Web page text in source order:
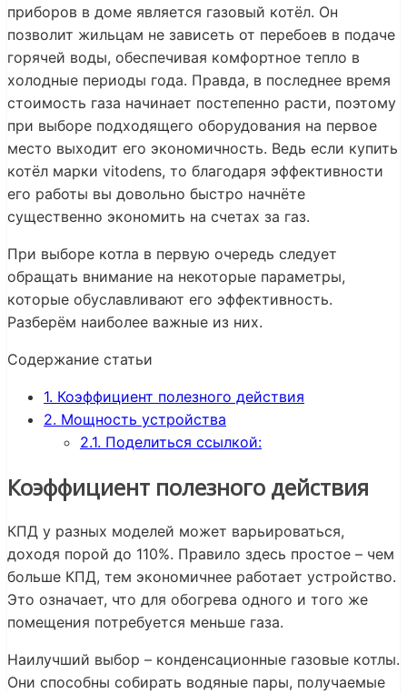
приборов в доме является газовый котёл. Он
позволит жильцам не зависеть от перебоев в подаче
горячей воды, обеспечивая комфортное тепло в
холодные периоды года. Правда, в последнее время
стоимость газа начинает постепенно расти, поэтому
при выборе подходящего оборудования на первое
место выходит его экономичность. Ведь если купить
котёл марки vitodens, то благодаря эффективности
его работы вы довольно быстро начнёте
существенно экономить на счетах за газ.
При выборе котла в первую очередь следует
обращать внимание на некоторые параметры,
которые обуславливают его эффективность.
Разберём наиболее важные из них.
Содержание статьи
1. Коэффициент полезного действия
2. Мощность устройства
2.1. Поделиться ссылкой:
Коэффициент полезного действия
КПД у разных моделей может варьироваться,
доходя порой до 110%. Правило здесь простое – чем
больше КПД, тем экономичнее работает устройство.
Это означает, что для обогрева одного и того же
помещения потребуется меньше газа.
Наилучший выбор – конденсационные газовые котлы.
Они способны собирать водяные пары, получаемые